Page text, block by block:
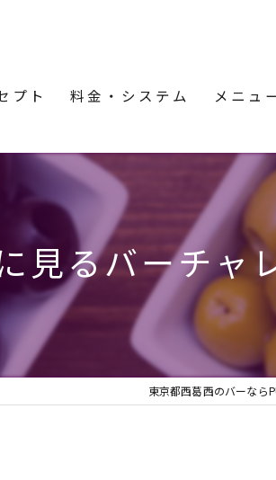
プト 料金・システム メニュ
見るバーチャ
東京都西葛西のバーなら